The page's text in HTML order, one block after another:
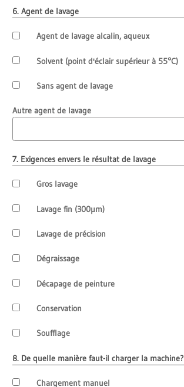
6. Agent de lavage
Agent de lavage alcalin, aqueux
Solvent (point d'éclair supérieur à 55°C)
Sans agent de lavage
Autre agent de lavage
7. Exigences envers le résultat de lavage
Gros lavage
Lavage fin (300µm)
Lavage de précision
Dégraissage
Décapage de peinture
Conservation
Soufflage
8. De quelle manière faut-il charger la machine?
Chargement manuel